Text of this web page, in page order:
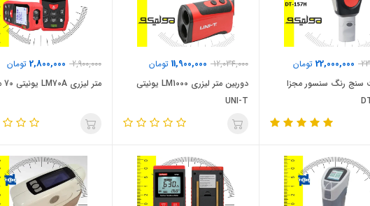
22,000,000 تومان
رنگ سنسور مجزا
12,034,000
11,900,000 تومان
دوربین متر لیزری LM1000 یونیتی
UNI-T
2,900,000
2,800,000 تومان
متر لیزری LM70A یونیتی 70 متر